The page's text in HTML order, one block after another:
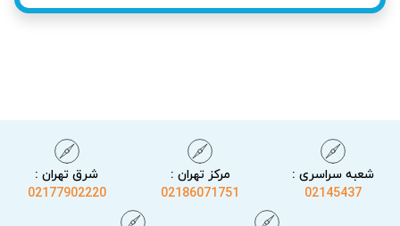
ریسک‌های ایمنی در صورت نشتی یا اتصالی
آریابهکار که تجهیزات ایمنی و تخصص کافی دارد، بررسی و رفع
شوند.
شعبه سراسری :
02145437
مرکز تهران :
02186071751
شرق تهران :
02177902220